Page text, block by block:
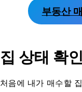
부동산
집 상태 확인
처음에 내가 매수할